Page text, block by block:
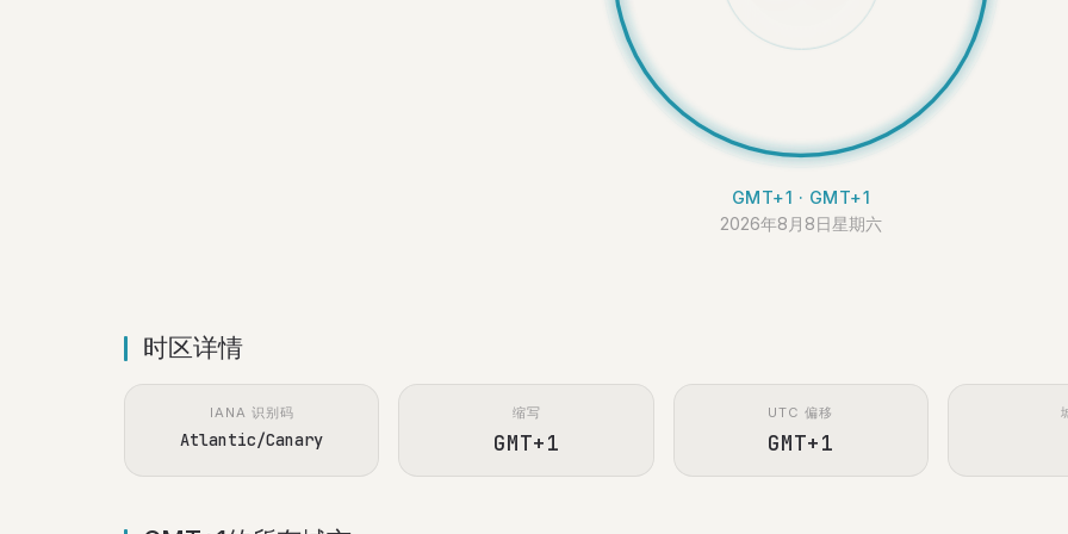
GMT+1 · GMT+1
2026年8月8日星期六
时区详情
IANA 识别码
Atlantic/Canary
缩写
GMT+1
UTC 偏移
GMT+1